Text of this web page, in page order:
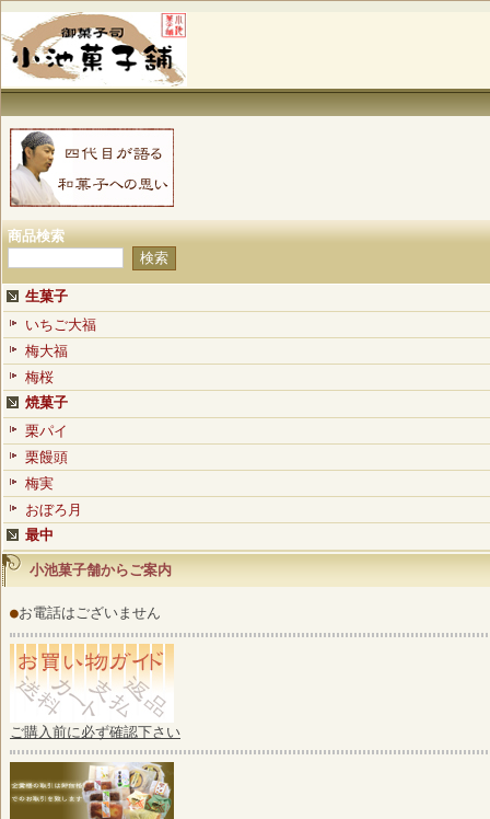
商品検索
生菓子
いちご大福
梅大福
梅桜
焼菓子
栗パイ
栗饅頭
梅実
おぼろ月
最中
小池菓子舗からご案内
●お電話はございません
ご購入前に必ず確認下さい